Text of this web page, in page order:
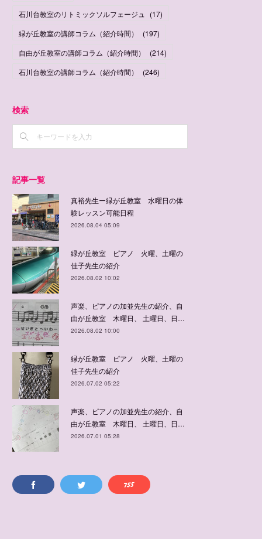
石川台教室のリトミックソルフェージュ
(17)
緑が丘教室の講師コラム（紹介時間）
(197)
自由が丘教室の講師コラム（紹介時間）
(214)
石川台教室の講師コラム（紹介時間）
(246)
検索
記事一覧
真裕先生ー緑が丘教室 水曜日の体
験レッスン可能日程
2026.08.04 05:09
緑が丘教室 ピアノ 火曜、土曜の
佳子先生の紹介
2026.08.02 10:02
声楽、ピアノの加並先生の紹介、自
由が丘教室 木曜日、 土曜日、日…
2026.08.02 10:00
緑が丘教室 ピアノ 火曜、土曜の
佳子先生の紹介
2026.07.02 05:22
声楽、ピアノの加並先生の紹介、自
由が丘教室 木曜日、 土曜日、日…
2026.07.01 05:28